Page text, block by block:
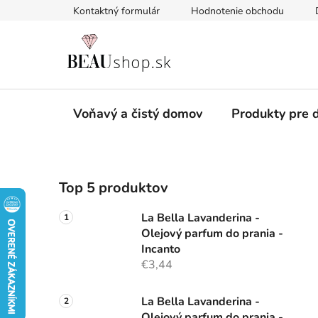
Kontaktný formulár Hodnotenie obchodu
Voňavý a čistý domov Produkty pre
o
č
n
n
Top 5 produktov
La Bella Lavanderina -
Olejový parfum do prania -
Incanto
€3,44
La Bella Lavanderina -